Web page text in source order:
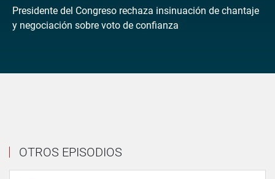
Presidente del Congreso rechaza insinuación de chantaje
y negociación sobre voto de confianza
OTROS EPISODIOS